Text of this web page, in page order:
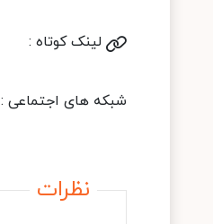
لینک کوتاه :
شبکه های اجتماعی :
نظرات